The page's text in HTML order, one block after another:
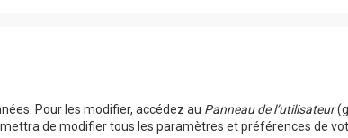
Pour les modifier, accédez au Panneau de l’utilisateur
de modifier tous les paramètres et préférences de